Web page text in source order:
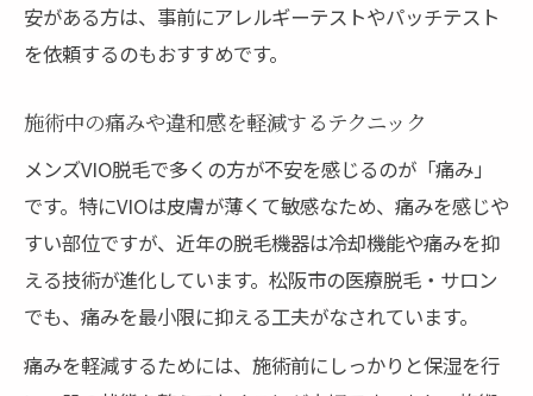
安がある方は、事前にアレルギーテストやパッチテスト
を依頼するのもおすすめです。
施術中の痛みや違和感を軽減するテクニック
メンズVIO脱毛で多くの方が不安を感じるのが「痛み」
です。特にVIOは皮膚が薄くて敏感なため、痛みを感じや
すい部位ですが、近年の脱毛機器は冷却機能や痛みを抑
える技術が進化しています。松阪市の医療脱毛・サロン
でも、痛みを最小限に抑える工夫がなされています。
痛みを軽減するためには、施術前にしっかりと保湿を行